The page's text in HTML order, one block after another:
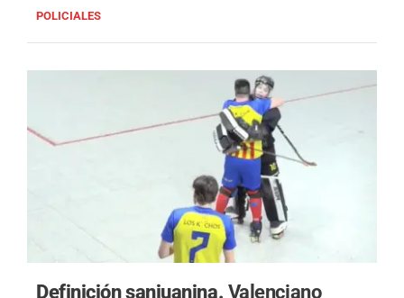
POLICIALES
Definición sanjuanina. Valenciano